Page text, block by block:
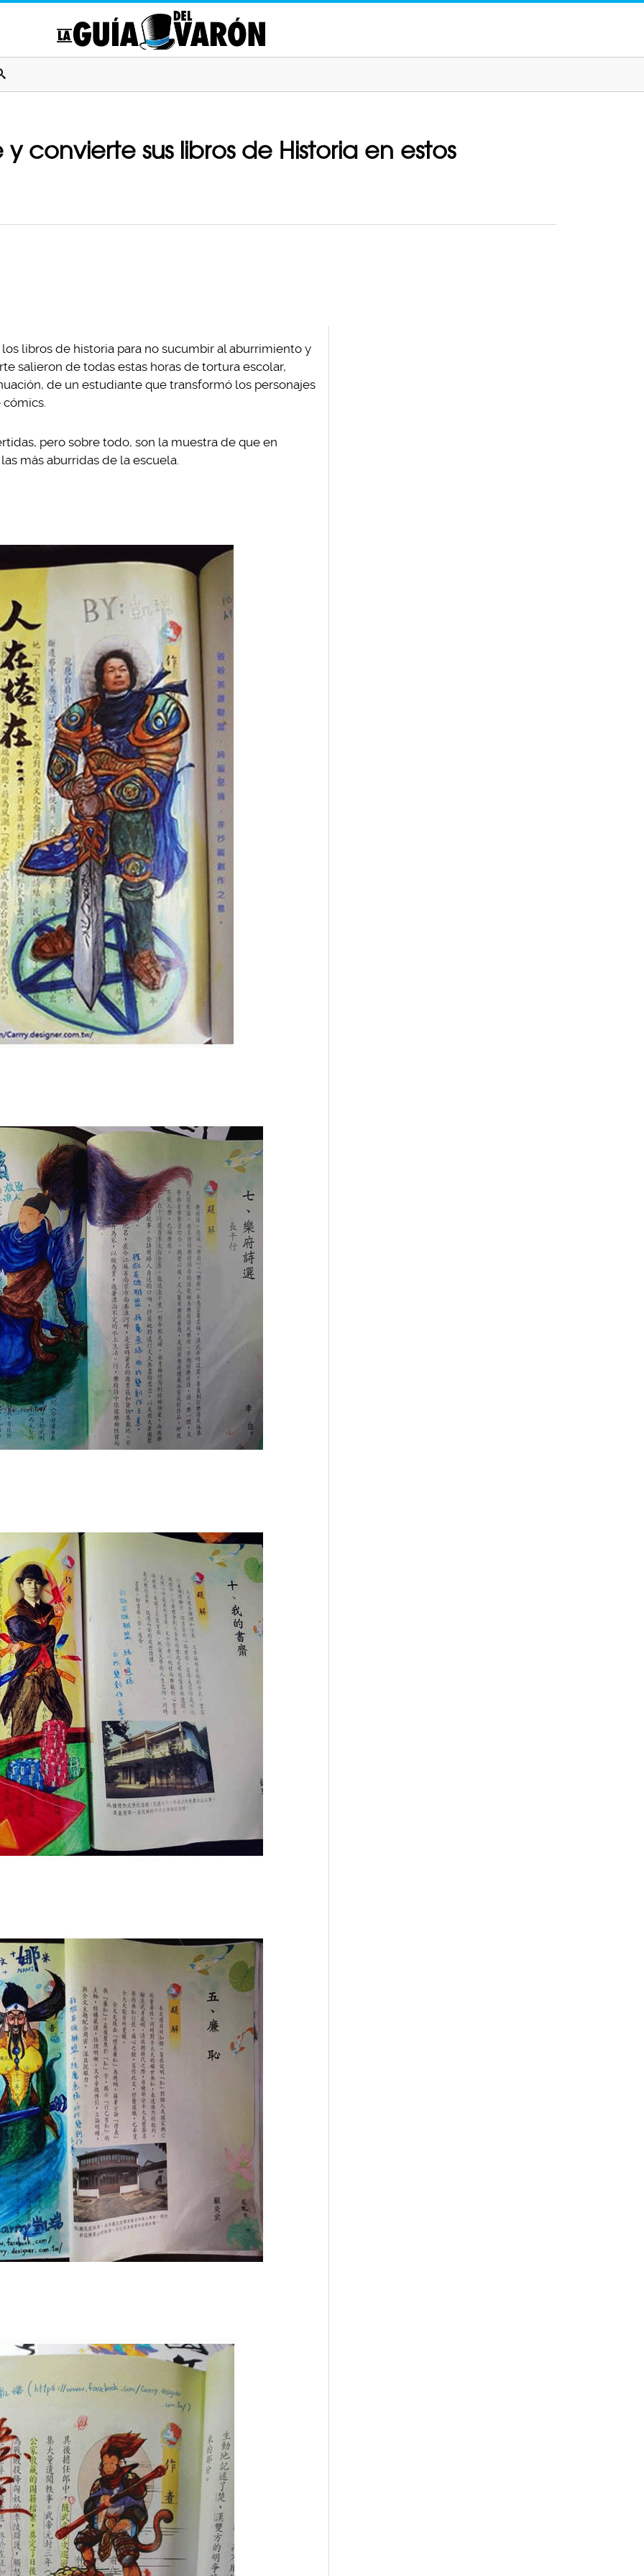
convierte sus libros de Historia en estos
libros de historia para no sucumbir al aburrimiento y
salieron de todas estas horas de tortura escolar,
de un estudiante que transformó los personajes
cómics.
pero sobre todo, son la muestra de que en
más aburridas de la escuela.